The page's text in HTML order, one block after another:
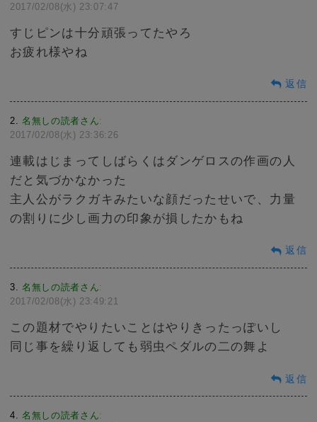
2017/02/08(水) 23:07:47
すじピンは十分頑張ってたやろ
お疲れ様やね
返信
2 名無しの読者さん:
2017/02/08(水) 23:36:26
連載はじまってしばらくはダンゲロスの作画の人
だと気づかなかった
主人公がラクガキみたいな顔だったせいで、力量
の割りに少し画力の印象が損したかもね
返信
3 名無しの読者さん:
2017/02/08(水) 23:49:21
この題材でやりたいことはやりきったっぽいし
同じ事を繰り返しても弱虫ペダルの二の舞よ
返信
4 名無しの読者さん: